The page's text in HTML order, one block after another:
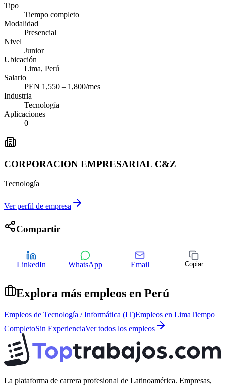
Tipo
Tiempo completo
Modalidad
Presencial
Nivel
Junior
Ubicación
Lima, Perú
Salario
PEN 1,550 – 1,800/mes
Industria
Tecnología
Aplicaciones
0
CORPORACION EMPRESARIAL C&Z
Tecnología
Ver perfil de empresa
Compartir
LinkedIn WhatsApp Email Copiar
Explora más empleos en Perú
Empleos de Tecnología / Informática (IT)Empleos en LimaTiempo
CompletoSin ExperienciaVer todos los empleos
La plataforma de carrera profesional de Latinoamérica. Empresas,